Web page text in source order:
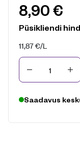
8,90€
Püsikliendi
11,87€/L
Kogus
Saadavus